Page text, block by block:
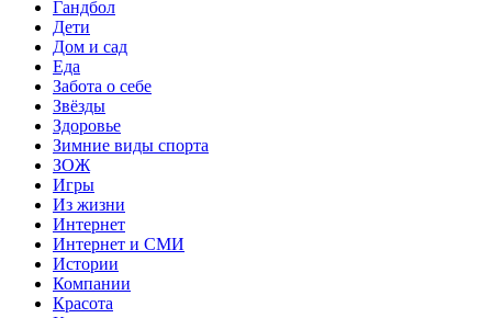
Гандбол
Дети
Дом и сад
Еда
Забота о себе
Звёзды
Здоровье
Зимние виды спорта
ЗОЖ
Игры
Из жизни
Интернет
Интернет и СМИ
Истории
Компании
Красота